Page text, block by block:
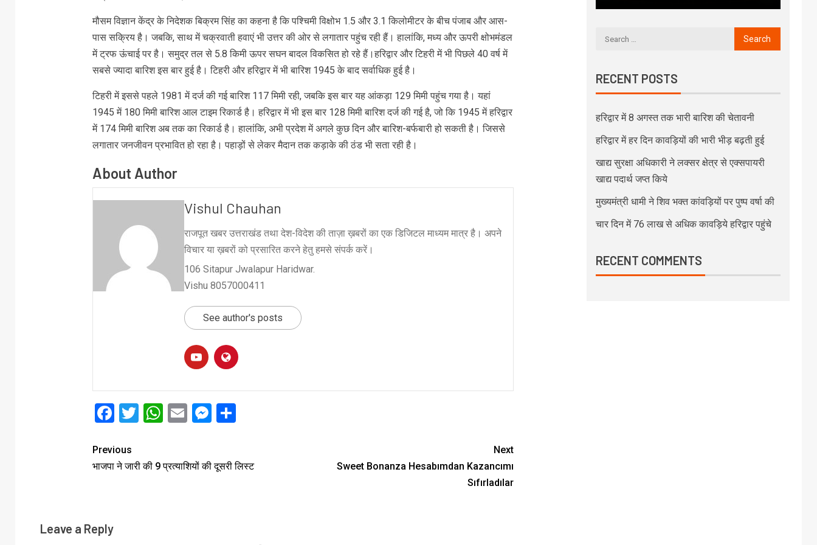
मौसम विज्ञान केंद्र के निदेशक बिक्रम सिंह का कहना है कि पश्चिमी विक्षोभ 1.5 और 3.1 किलोमीटर के बीच पंजाब और आस-
पास सक्रिय है। जबकि, साथ में चक्रवाती हवाएं भी उत्तर की ओर से लगातार पहुंच रही हैं। हालांकि, मध्य और ऊपरी क्षोभमंडल
में ट्रफ ऊंचाई पर है। समुद्र तल से 5.8 किमी ऊपर सघन बादल विकसित हो रहे हैं।हरिद्वार और टिहरी में भी पिछले 40 वर्ष में
सबसे ज्यादा बारिश इस बार हुई है। टिहरी और हरिद्वार में भी बारिश 1945 के बाद सर्वाधिक हुई है।
टिहरी में इससे पहले 1981 में दर्ज की गई बारिश 117 मिमी रही, जबकि इस बार यह आंकड़ा 129 मिमी पहुंच गया है। यहां
1945 में 180 मिमी बारिश आल टाइम रिकार्ड है। हरिद्वार में भी इस बार 128 मिमी बारिश दर्ज की गई है, जो कि 1945 में हरिद्वार
में 174 मिमी बारिश अब तक का रिकार्ड है। हालांकि, अभी प्रदेश में अगले कुछ दिन और बारिश-बर्फबारी हो सकती है। जिससे
लगातार जनजीवन प्रभावित हो रहा है। पहाड़ों से लेकर मैदान तक कड़ाके की ठंड भी सता रही है।
About Author
Vishul Chauhan
राजपूत खबर उत्तराखंड तथा देश-विदेश की ताज़ा ख़बरों का एक डिजिटल माध्यम मात्र है। अपने
विचार या ख़बरों को प्रसारित करने हेतु हमसे संपर्क करें।
106 Sitapur Jwalapur Haridwar.
Vishu 8057000411
See author's posts
Facebook
Twitter
WhatsApp
EmailMessenger
Share
Previous
भाजपा ने जारी की 9 प्रत्याशियों की दूसरी लिस्ट
Next
Sweet Bonanza Hesabımdan Kazancımı
Sıfırladılar
Leave a Reply
RECENT POSTS
हरिद्वार में 8 अगस्त तक भारी बारिश की चेतावनी
हरिद्वार में हर दिन कावड़ियों की भारी भीड़ बढ़ती हुई
खाद्य सुरक्षा अधिकारी ने लक्सर क्षेत्र से एक्सपायरी
खाद्य पदार्थ जप्त किये
मुख्यमंत्री धामी ने शिव भक्त कांवड़ियों पर पुष्प वर्षा की
चार दिन में 76 लाख से अधिक कावड़िये हरिद्वार पहुंचे
RECENT COMMENTS